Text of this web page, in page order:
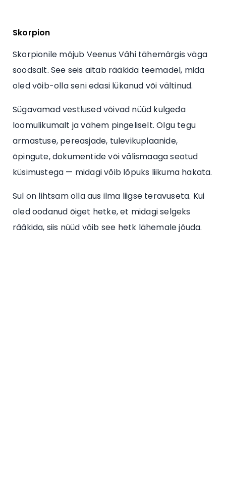
Skorpion
Skorpionile mõjub Veenus Vähi tähemärgis väga
soodsalt. See seis aitab rääkida teemadel, mida
oled võib-olla seni edasi lükanud või vältinud.
Sügavamad vestlused võivad nüüd kulgeda
loomulikumalt ja vähem pingeliselt. Olgu tegu
armastuse, pereasjade, tulevikuplaanide,
õpingute, dokumentide või välismaaga seotud
küsimustega — midagi võib lõpuks liikuma hakata.
Sul on lihtsam olla aus ilma liigse teravuseta. Kui
oled oodanud õiget hetke, et midagi selgeks
rääkida, siis nüüd võib see hetk lähemale jõuda.